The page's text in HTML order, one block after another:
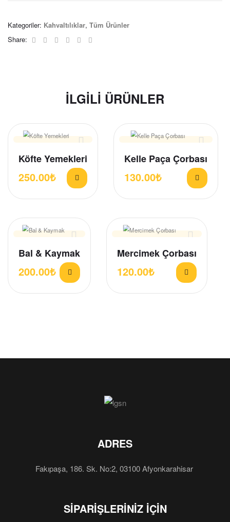
Kategoriler: Kahvaltılıklar, Tüm Ürünler
Share:
Facebook
TwitterLinkedinGoogle+Pinterest
İLGILI ÜRÜNLER
Köfte Yemekleri
250.00₺
Kelle Paça Çorbası
130.00₺
Bal & Kaymak
200.00₺
Mercimek Çorbası
120.00₺
ADRES
Fakıpaşa, 186. Sk. No:2, 03100 Afyonkarahisar
SIPARIŞLERINIZ İÇIN